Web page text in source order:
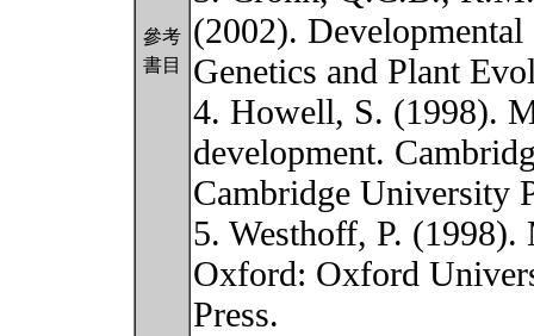
參考
書目
(2002). Developmental
Genetics and Plant
4. Howell, S. (1998).
development.
Cambridge University
5. Westhoff, P.
Oxford: Oxford
Press.